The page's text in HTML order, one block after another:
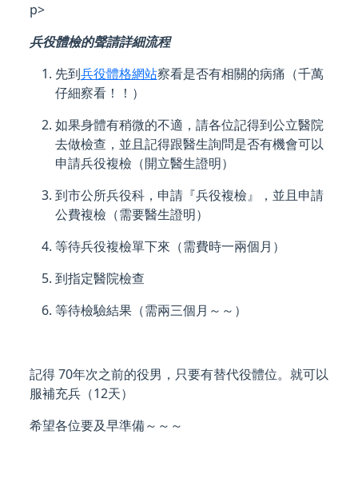
p>
兵役體檢的聲請詳細流程
先到兵役體格網站察看是否有相關的病痛（千萬
仔細察看！！）
如果身體有稍微的不適，請各位記得到公立醫院
去做檢查，並且記得跟醫生詢問是否有機會可以
申請兵役複檢（開立醫生證明）
到市公所兵役科，申請『兵役複檢』，並且申請
公費複檢（需要醫生證明）
等待兵役複檢單下來（需費時一兩個月）
到指定醫院檢查
等待檢驗結果（需兩三個月～～）
記得 70年次之前的役男，只要有替代役體位。就可以
服補充兵（12天）
希望各位要及早準備～～～